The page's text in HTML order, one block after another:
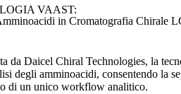
VAAST:
in Cromatografia Chirale
da Daicel Chiral Technologies, la
degli amminoacidi, consentendo la
di un unico workflow analitico.